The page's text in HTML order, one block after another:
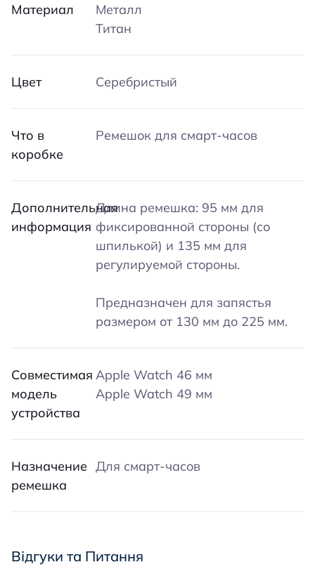
Материал
Металл
Титан
Цвет Серебристый
Что в
коробке
Ремешок для смарт-часов
Дополнительная
информация
Длина ремешка: 95 мм для
фиксированной стороны (со
шпилькой) и 135 мм для
регулируемой стороны.
Предназначен для запястья
размером от 130 мм до 225 мм.
Совместимая
модель
устройства
Apple Watch 46 мм
Apple Watch 49 мм
Назначение
ремешка
Для смарт-часов
Відгуки та Питання